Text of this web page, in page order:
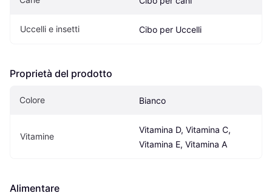
Uccelli e insetti Cibo per Uccelli
Proprietà del prodotto
Colore Bianco
Vitamine
Vitamina D, Vitamina C,
Vitamina E, Vitamina A
Alimentare